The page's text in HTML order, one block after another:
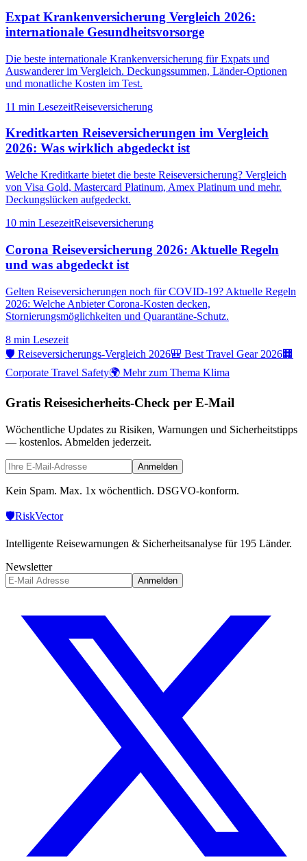
Expat Krankenversicherung Vergleich 2026:
internationale Gesundheitsvorsorge
Die beste internationale Krankenversicherung für Expats und
Auswanderer im Vergleich. Deckungssummen, Länder-Optionen
und monatliche Kosten im Test.
11 min LesezeitReiseversicherung
Kreditkarten Reiseversicherungen im Vergleich
2026: Was wirklich abgedeckt ist
Welche Kreditkarte bietet die beste Reiseversicherung? Vergleich
von Visa Gold, Mastercard Platinum, Amex Platinum und mehr.
Deckungslücken aufgedeckt.
10 min LesezeitReiseversicherung
Corona Reiseversicherung 2026: Aktuelle Regeln
und was abgedeckt ist
Gelten Reiseversicherungen noch für COVID-19? Aktuelle Regeln
2026: Welche Anbieter Corona-Kosten decken,
Stornierungsmöglichkeiten und Quarantäne-Schutz.
8 min Lesezeit
🛡️ Reiseversicherungs-Vergleich 2026🎒 Best Travel Gear 2026🏢
Corporate Travel Safety🌍 Mehr zum Thema Klima
Gratis Reisesicherheits-Check per E-Mail
Wöchentliche Updates zu Risiken, Warnungen und Sicherheitstipps
— kostenlos. Abmelden jederzeit.
Anmelden
Kein Spam. Max. 1x wöchentlich. DSGVO-konform.
🛡️RiskVector
Intelligente Reisewarnungen & Sicherheitsanalyse für 195 Länder.
Newsletter
Anmelden